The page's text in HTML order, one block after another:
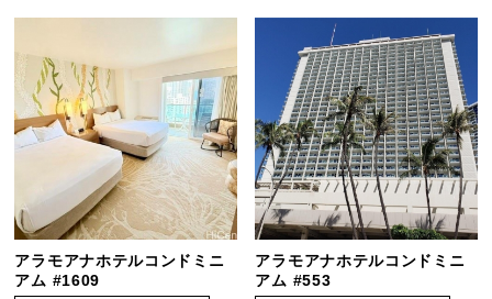
アラモアナホテルコンドミニ
アム #1609
アラモアナホテルコンドミニ
アム #553